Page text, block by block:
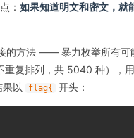
： 如果知道明文和密文，就
的方法 —— 暴力枚举所有可
复排列，共 5040 种），
以
flag{ 开头：